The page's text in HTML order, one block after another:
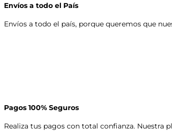
Envíos a todo el País
Envíos a todo el país, porque queremos que
Pagos 100% Seguros
Realiza tus pagos con total confianza. Nuestra